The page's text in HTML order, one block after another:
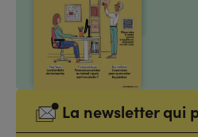
La newsletter qui